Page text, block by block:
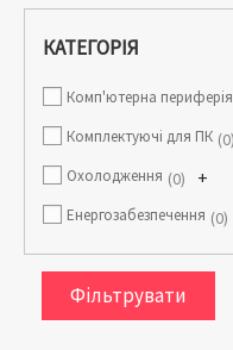
КАТЕГОРІЯ
Комп'ютерна периферія
Комплектуючі для ПК 0
Охолодження +
0
Енергозабезпечення 0
Фільтрувати